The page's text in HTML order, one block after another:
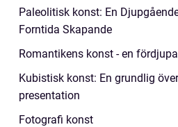
Paleolitisk konst: En
Forntida Skapande
Romantikens konst - en
Kubistisk konst: En grundlig
presentation
Fotografi konst